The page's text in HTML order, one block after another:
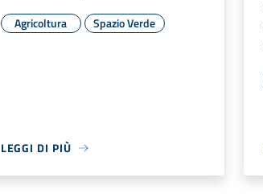
Agricoltura Spazio Verde
LEGGI DI PIÙ